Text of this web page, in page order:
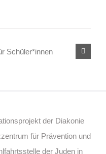
für
der Diakonie
für Prävention und
der Juden in